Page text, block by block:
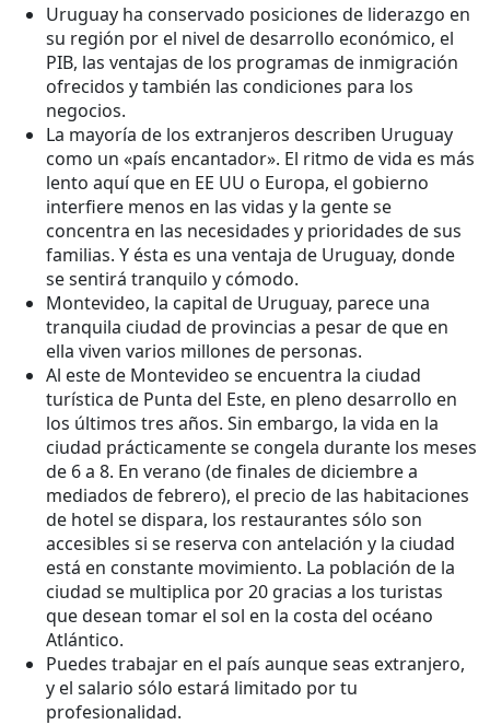
Uruguay ha conservado posiciones de liderazgo en
su región por el nivel de desarrollo económico, el
PIB, las ventajas de los programas de inmigración
ofrecidos y también las condiciones para los
negocios.
La mayoría de los extranjeros describen Uruguay
como un «país encantador». El ritmo de vida es más
lento aquí que en EE UU o Europa, el gobierno
interfiere menos en las vidas y la gente se
concentra en las necesidades y prioridades de sus
familias. Y ésta es una ventaja de Uruguay, donde
se sentirá tranquilo y cómodo.
Montevideo, la capital de Uruguay, parece una
tranquila ciudad de provincias a pesar de que en
ella viven varios millones de personas.
Al este de Montevideo se encuentra la ciudad
turística de Punta del Este, en pleno desarrollo en
los últimos tres años. Sin embargo, la vida en la
ciudad prácticamente se congela durante los meses
de 6 a 8. En verano (de finales de diciembre a
mediados de febrero), el precio de las habitaciones
de hotel se dispara, los restaurantes sólo son
accesibles si se reserva con antelación y la ciudad
está en constante movimiento. La población de la
ciudad se multiplica por 20 gracias a los turistas
que desean tomar el sol en la costa del océano
Atlántico.
Puedes trabajar en el país aunque seas extranjero,
y el salario sólo estará limitado por tu
profesionalidad.